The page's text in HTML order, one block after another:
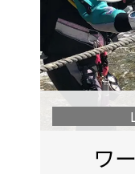
ワ